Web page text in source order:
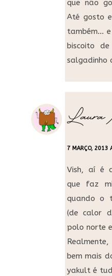
que não
Até gosto
também…
biscoito
salgadinho
Laura
7 MARÇO, 2013
Vish, aí é
que faz
quando o
(de calor
polo norte
bem mais
yakult é